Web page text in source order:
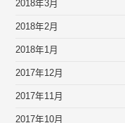
2018年3月
2018年2月
2018年1月
2017年12月
2017年11月
2017年10月